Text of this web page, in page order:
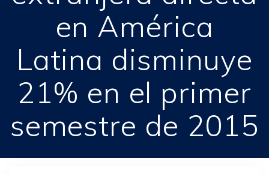
en América
Latina disminuye
21% en el primer
semestre de 2015